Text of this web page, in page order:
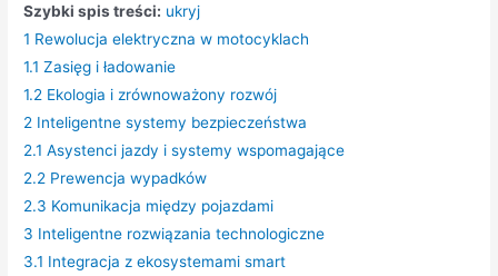
Szybki spis treści: ukryj
1 Rewolucja elektryczna w motocyklach
1.1 Zasięg i ładowanie
1.2 Ekologia i zrównoważony rozwój
2 Inteligentne systemy bezpieczeństwa
2.1 Asystenci jazdy i systemy wspomagające
2.2 Prewencja wypadków
2.3 Komunikacja między pojazdami
3 Inteligentne rozwiązania technologiczne
3.1 Integracja z ekosystemami smart